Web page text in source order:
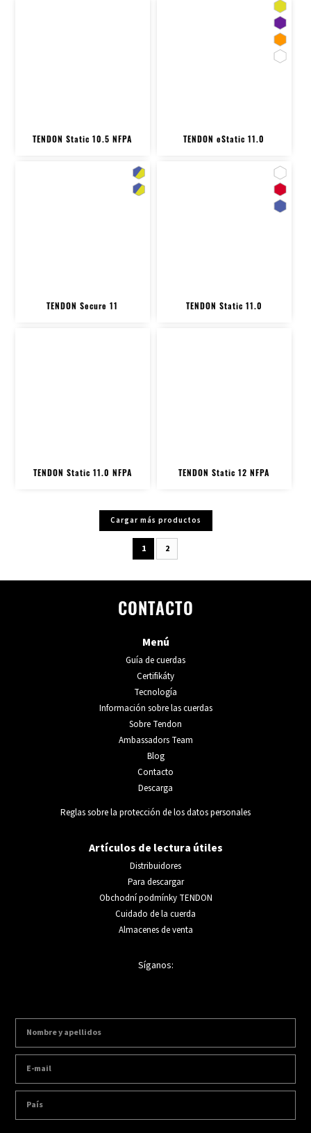
TENDON Static 10.5 NFPA TENDON eStatic 11.0
TENDON Secure 11 TENDON Static 11.0
TENDON Static 11.0 NFPA TENDON Static 12 NFPA
Cargar más productos
1 2
CONTACTO
Menú
Guía de cuerdas
Certifikáty
Tecnología
Información sobre las cuerdas
Sobre Tendon
Ambassadors Team
Blog
Contacto
Descarga
Reglas sobre la protección de los datos personales
Artículos de lectura útiles
Distribuidores
Para descargar
Obchodní podmínky TENDON
Cuidado de la cuerda
Almacenes de venta
Síganos: